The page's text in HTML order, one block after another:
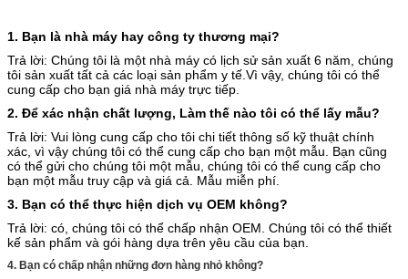
1. Bạn là nhà máy hay công ty thương mại?
Trả lời: Chúng tôi là một nhà máy có lịch sử sản xuất 6 năm, chúng
tôi sản xuất tất cả các loại sản phẩm y tế.Vì vậy, chúng tôi có thể
cung cấp cho bạn giá nhà máy trực tiếp.
2. Để xác nhận chất lượng, Làm thế nào tôi có thể lấy mẫu?
Trả lời: Vui lòng cung cấp cho tôi chi tiết thông số kỹ thuật chính
xác, vì vậy chúng tôi có thể cung cấp cho bạn một mẫu. Bạn cũng
có thể gửi cho chúng tôi một mẫu, chúng tôi có thể cung cấp cho
bạn một mẫu truy cập và giá cả. Mẫu miễn phí.
3. Bạn có thể thực hiện dịch vụ OEM không?
Trả lời: có, chúng tôi có thể chấp nhận OEM. Chúng tôi có thể thiết
kế sản phẩm và gói hàng dựa trên yêu cầu của bạn.
4. Bạn có chấp nhận những đơn hàng nhỏ không?